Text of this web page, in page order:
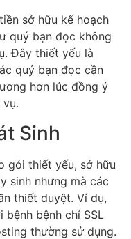
sở hữu kế hoạch
quý bạn đọc không
Đây thiết yếu là
quý bạn đọc cần
hơn lúc đồng ý
Sinh
gói thiết yếu, sở hữu
sinh nhưng mà các
thiết duyệt. Ví dụ,
bệnh chỉ SSL
thường sử dụng.